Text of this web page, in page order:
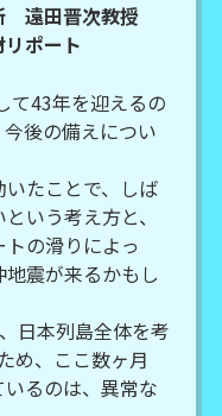
遠田晋次教授
ポート
て43年を迎えるの
後の備えについ
たことで、しば
いう考え方と、
の滑りによっ
震が来るかもし
日本列島全体を考
め、ここ数ヶ月
るのは、異常な